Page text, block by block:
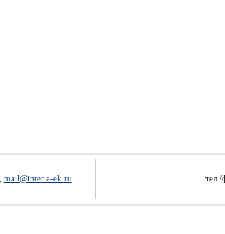
mail@interia-ek.ru